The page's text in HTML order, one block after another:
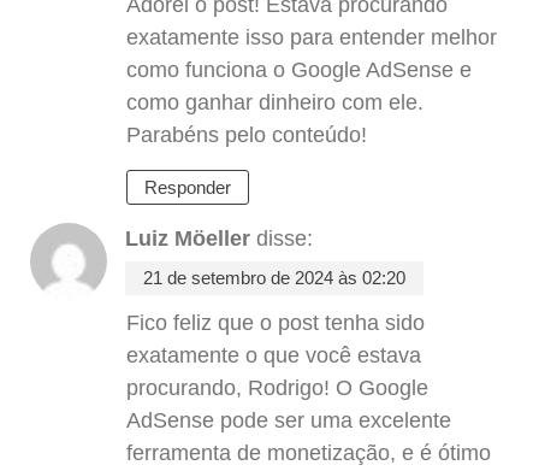
exatamente isso para entender melhor
como funciona o Google AdSense e
como ganhar dinheiro com ele.
Parabéns pelo conteúdo!
Responder
Luiz Möeller disse:
21 de setembro de 2024 às 02:20
Fico feliz que o post tenha sido
exatamente o que você estava
procurando, Rodrigo! O Google
AdSense pode ser uma excelente
ferramenta de monetização, e é ótimo